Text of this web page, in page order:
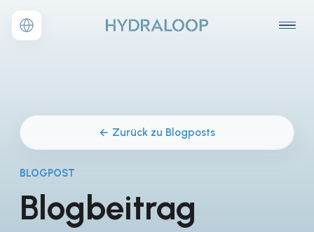
← Zurück zu Blogposts
BLOGPOST
Blogbeitrag